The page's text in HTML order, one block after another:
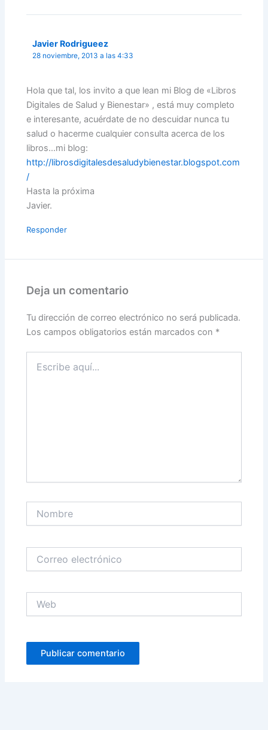
Javier Rodrigueez
28 noviembre, 2013 a las 4:33
Hola que tal, los invito a que lean mi Blog de «Libros
Digitales de Salud y Bienestar» , está muy completo
e interesante, acuérdate de no descuidar nunca tu
salud o hacerme cualquier consulta acerca de los
libros…mi blog:
http://librosdigitalesdesaludybienestar.blogspot.com
/
Hasta la próxima
Javier.
Responder
Deja un comentario
Tu dirección de correo electrónico no será publicada.
Los campos obligatorios están marcados con *
aquí...
electrónico